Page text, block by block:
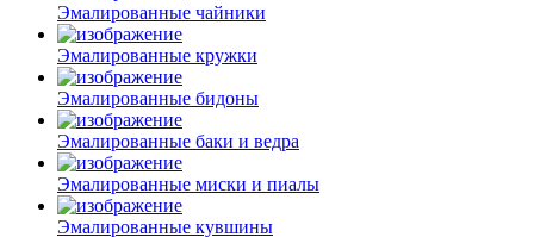
Эмалированные чайники
Эмалированные кружки
Эмалированные бидоны
Эмалированные баки и ведра
Эмалированные миски и пиалы
Эмалированные кувшины